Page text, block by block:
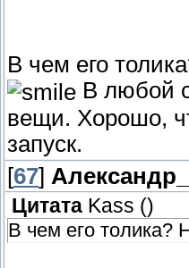
В чем его
В любой
вещи. Хорошо,
запуск.
[67]
Цитата Kass ()
В чем его толика?